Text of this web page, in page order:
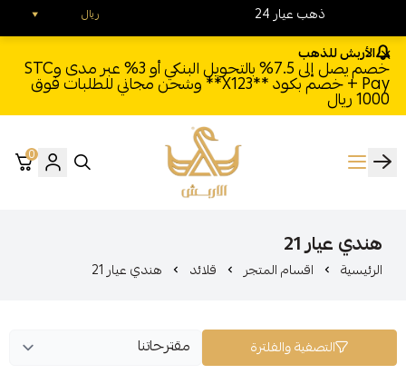
الأربش للذهب
خصم يصل إلى 7.5% بالتحويل البنكي أو 3% عبر مدى وSTC
Pay + خصم بكود **X123** وشحن مجاني للطلبات فوق
1000 ريال
الأربش للذهب
0
هندي عيار 21
الرئيسية اقسام المتجر قلائد هندي عيار 21
التصفية والفلترة
24 ذهب عيار ريال